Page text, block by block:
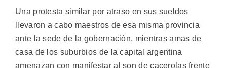
Una protesta similar por atraso en sus sueldos
llevaron a cabo maestros de esa misma provincia
ante la sede de la gobernación, mientras amas de
casa de los suburbios de la capital argentina
amenazan con manifestar al son de cacerolas frente